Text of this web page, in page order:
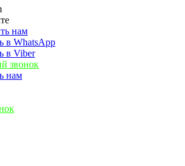
нам
в WhatsApp
в Viber
звонок
нам